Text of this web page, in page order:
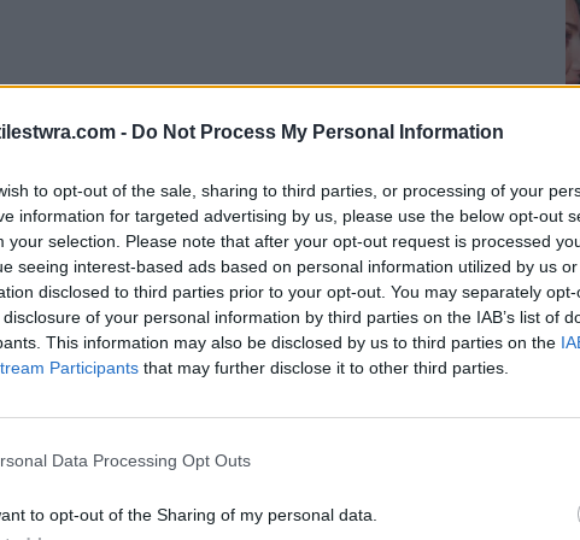
- Do Not Process My Personal Information
to opt-out of the sale, sharing to third parties, or processing of your
information for targeted advertising by us, please use the below opt-out
your selection. Please note that after your opt-out request is processed
seeing interest-based ads based on personal information utilized by us
disclosed to third parties prior to your opt-out. You may separately
of your personal information by third parties on the IAB’s list of
This information may also be disclosed by us to third parties on the
Participants that may further disclose it to other third parties.
Data Processing Opt Outs
to opt-out of the Sharing of my personal data.
εργοστάσια — έχει ήδη καταστραφεί περιουσία
7